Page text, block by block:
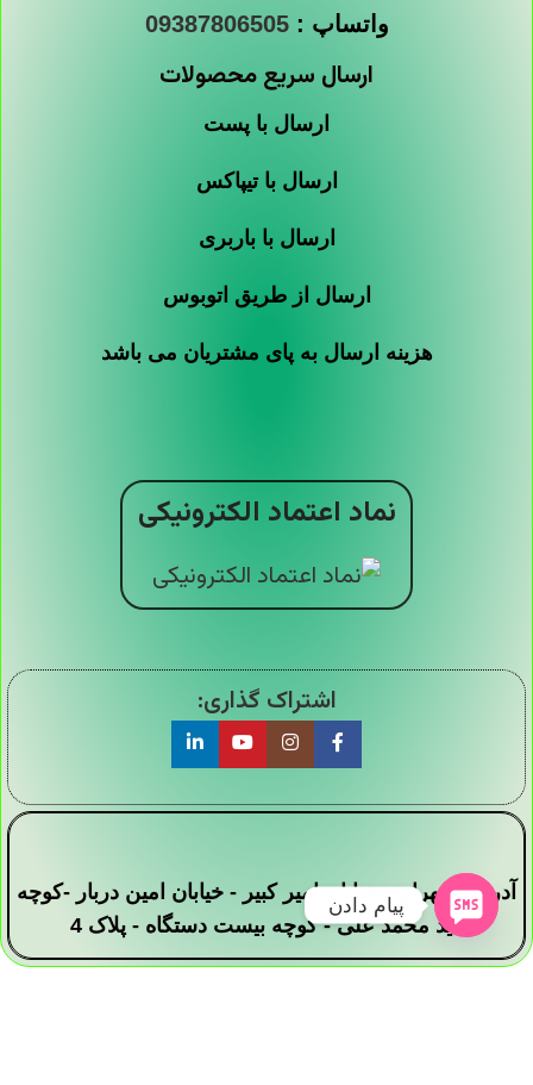
واتساپ :09387806505
ارسال سریع محصولات
ارسال با پست
ارسال با تیپاکس
ارسال با باربری
ارسال از طریق اتوبوس
هزینه ارسال به پای مشتریان می باشد
نماد اعتماد الکترونیکی
اشتراک گذاری:
آدرس : تهران - خیابان امیر کبیر - خیابان امین دربار -کوچه
سید محمد علی - کوچه بیست دستگاه - پلاک 4
پیام دادن